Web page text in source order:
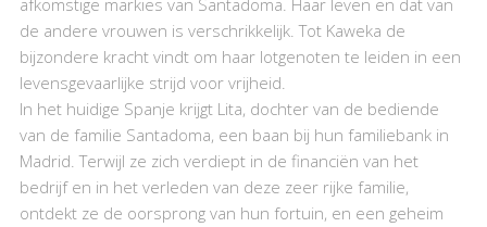
de andere vrouwen is verschrikkelijk. Tot Kaweka de
bijzondere kracht vindt om haar lotgenoten te leiden in een
levensgevaarlijke strijd voor vrijheid.
In het huidige Spanje krijgt Lita, dochter van de bediende
van de familie Santadoma, een baan bij hun familiebank in
Madrid. Terwijl ze zich verdiept in de financiën van het
bedrijf en in het verleden van deze zeer rijke familie,
ontdekt ze de oorsprong van hun fortuin, en een geheim